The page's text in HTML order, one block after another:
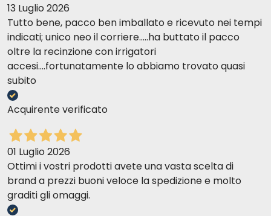
13 Luglio 2026
Tutto bene, pacco ben imballato e ricevuto nei tempi
indicati; unico neo il corriere.....ha buttato il pacco
oltre la recinzione con irrigatori
accesi....fortunatamente lo abbiamo trovato quasi
subito
Acquirente verificato
01 Luglio 2026
Ottimi i vostri prodotti avete una vasta scelta di
brand a prezzi buoni veloce la spedizione e molto
graditi gli omaggi.